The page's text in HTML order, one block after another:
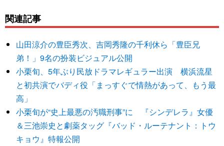
関連記事
山田涼介の豊臣秀次、吉岡秀隆の千利休ら「豊臣兄
弟！」9名の扮装ビジュアル公開
小栗旬、5年ぶり民放ドラマレギュラー出演 横浜流星
と初共演でバディ役「まっすぐで情熱があって、もう最
高」
小栗旬が“史上最悪の汚職刑事”に 『シンデレラ』女優
＆三池崇史と劇薬タッグ『バッド・ルーテナント：トウ
キョウ』特報公開